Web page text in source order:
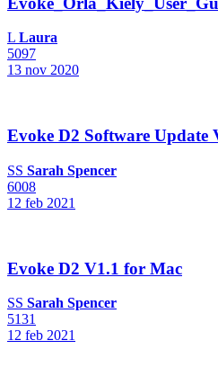
L Laura
5097
13 nov 2020
Evoke D2 Software Update
SS Sarah Spencer
6008
12 feb 2021
Evoke D2 V1.1 for Mac
SS Sarah Spencer
5131
12 feb 2021